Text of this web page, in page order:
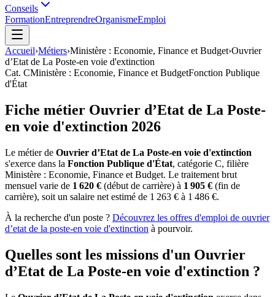
Conseils
FormationEntreprendreOrganismeEmploi
Accueil›Métiers›Ministère : Economie, Finance et Budget›Ouvrier
d’Etat de La Poste-en voie d'extinction
Cat. CMinistère : Economie, Finance et BudgetFonction Publique
d'État
Fiche métier Ouvrier d’Etat de La Poste-
en voie d'extinction 2026
Le métier de Ouvrier d’Etat de La Poste-en voie d'extinction
s'exerce dans la Fonction Publique d'État, catégorie C, filière
Ministère : Economie, Finance et Budget. Le traitement brut
mensuel varie de 1 620 € (début de carrière) à 1 905 € (fin de
carrière), soit un salaire net estimé de 1 263 € à 1 486 €.
À la recherche d'un poste ? Découvrez les offres d'emploi de ouvrier
d’etat de la poste-en voie d'extinction à pourvoir.
Quelles sont les missions d'un Ouvrier
d’Etat de La Poste-en voie d'extinction ?